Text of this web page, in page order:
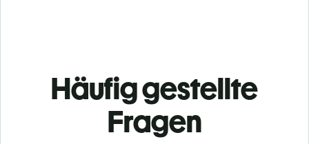
Häufig gestellte
Fragen